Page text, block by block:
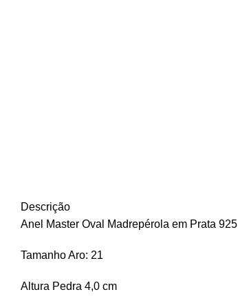
Descrição
Anel Master Oval Madrepérola em Prata 925
Tamanho Aro: 21
Altura Pedra 4,0 cm